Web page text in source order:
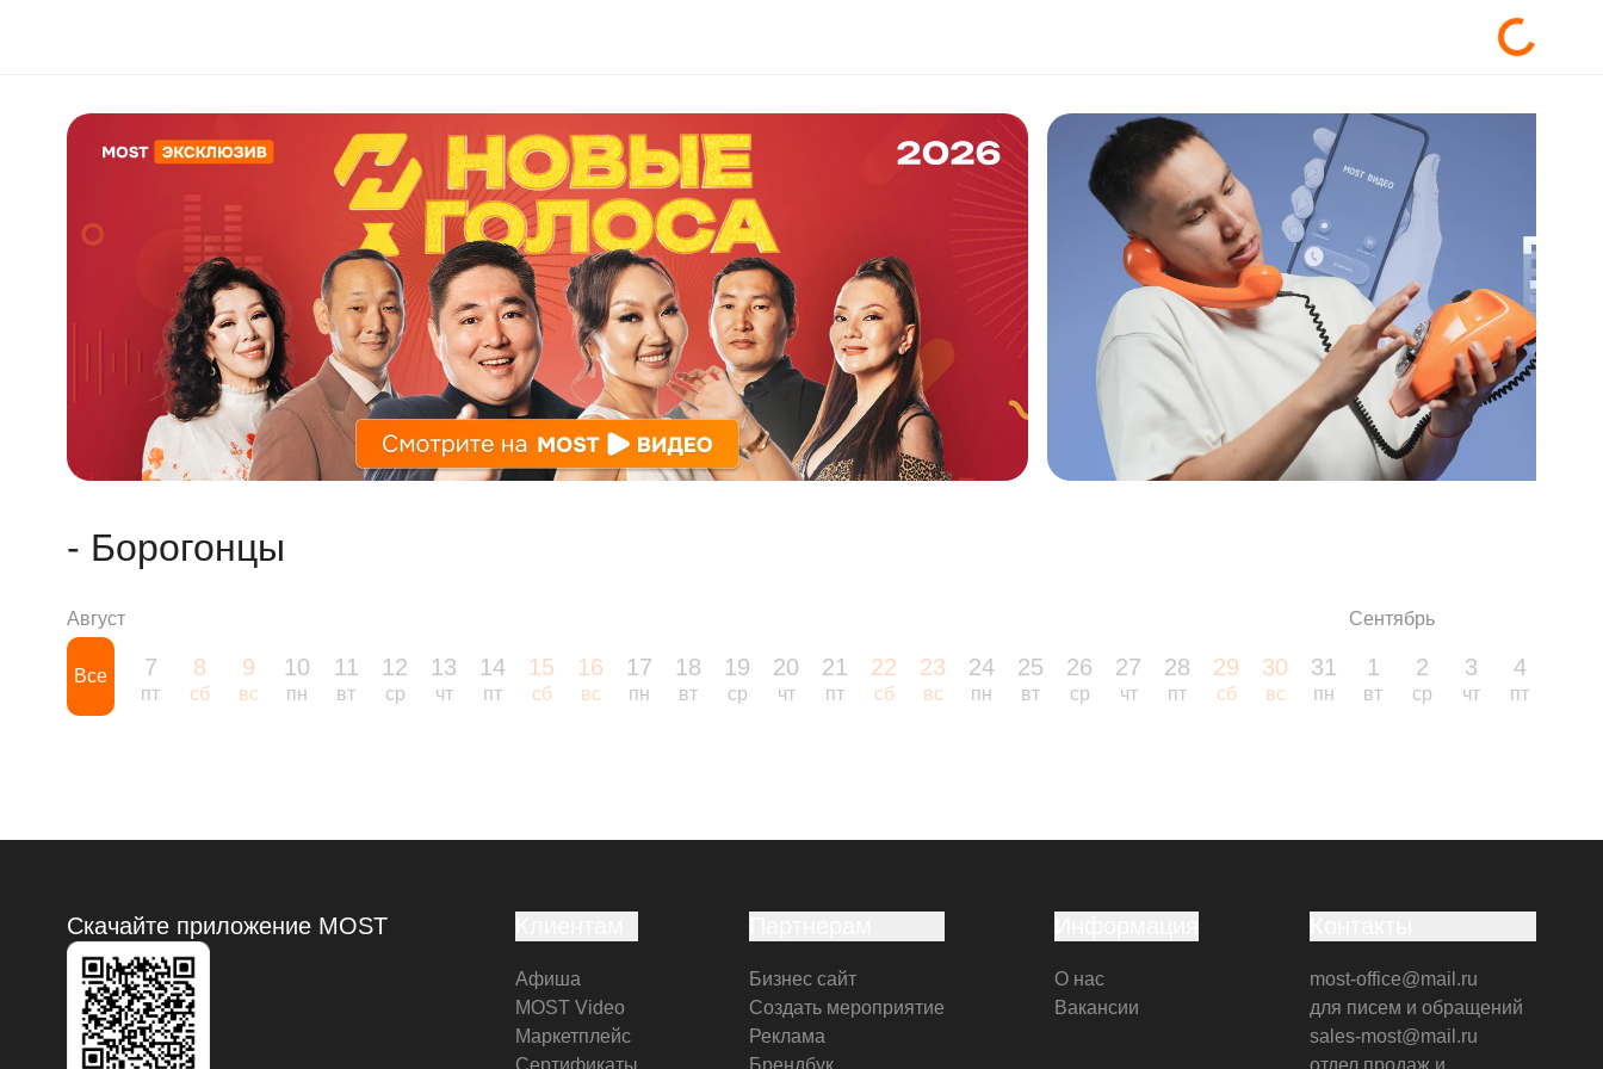
- Борогонцы
Все
Август
7
пт
8
сб
9
вс
10
пн
11
вт
12
ср
13
чт
14
пт
15
сб
16
вс
17
пн
18
вт
19
ср
20
чт
21
пт
22
сб
23
вс
24
пн
25
вт
26
ср
27
чт
28
пт
29
сб
30
вс
31
пн
Сентябрь
1
вт
2
ср
3
чт
4
пт
Скачайте приложение MOST
Афиша
MOST Video
Маркетплейс
Сертификаты
Бизнес сайт
Создать мероприятие
Реклама
Брендбук
О нас
Вакансии
most-office@mail.ru
для писем и обращений
sales-most@mail.ru
отдел продаж и